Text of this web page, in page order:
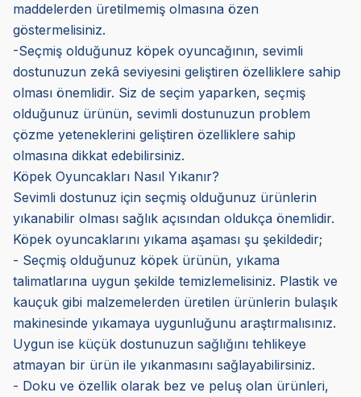
maddelerden üretilmemiş olmasına özen
göstermelisiniz.
-Seçmiş olduğunuz köpek oyuncağının, sevimli
dostunuzun zekâ seviyesini geliştiren özelliklere sahip
olması önemlidir. Siz de seçim yaparken, seçmiş
olduğunuz ürünün, sevimli dostunuzun problem
çözme yeteneklerini geliştiren özelliklere sahip
olmasına dikkat edebilirsiniz.
Köpek Oyuncakları Nasıl Yıkanır?
Sevimli dostunuz için seçmiş olduğunuz ürünlerin
yıkanabilir olması sağlık açısından oldukça önemlidir.
Köpek oyuncaklarını yıkama aşaması şu şekildedir;
- Seçmiş olduğunuz köpek ürünün, yıkama
talimatlarına uygun şekilde temizlemelisiniz. Plastik ve
kauçuk gibi malzemelerden üretilen ürünlerin bulaşık
makinesinde yıkamaya uygunluğunu araştırmalısınız.
Uygun ise küçük dostunuzun sağlığını tehlikeye
atmayan bir ürün ile yıkanmasını sağlayabilirsiniz.
- Doku ve özellik olarak bez ve peluş olan ürünleri,